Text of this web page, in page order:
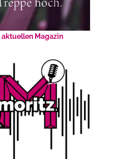
aktuellen Magazin